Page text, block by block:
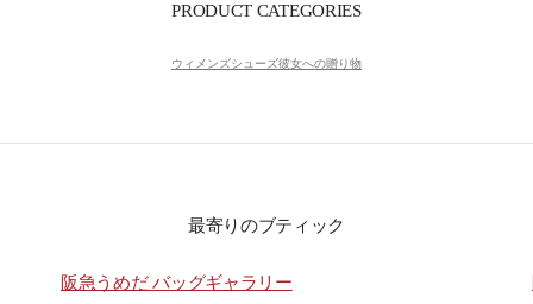
PRODUCT CATEGORIES
ウィメンズシューズ彼女への贈り物
最寄りのブティック
阪急うめだ バッグギャラリー